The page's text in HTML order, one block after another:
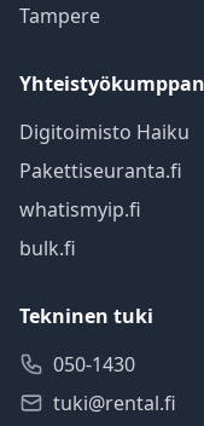
Tampere
Digitoimisto Haiku
Pakettiseuranta.fi
whatismyip.fi
bulk.fi
Tekninen tuki
050-1430
tuki@rental.fi